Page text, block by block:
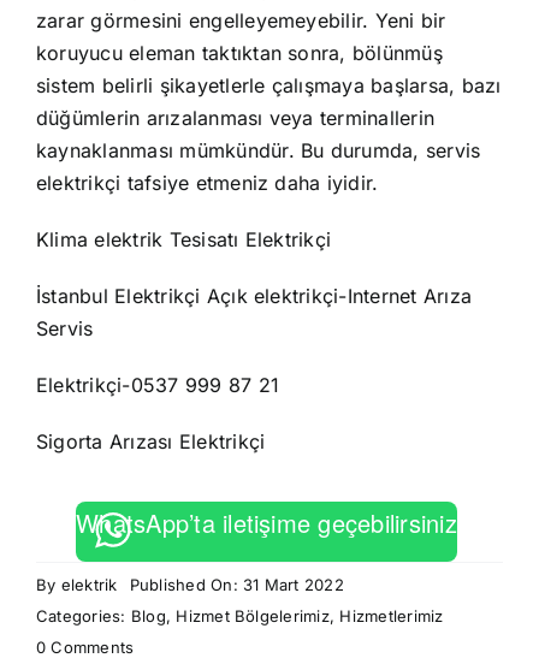
zarar görmesini engelleyemeyebilir. Yeni bir
koruyucu eleman taktıktan sonra, bölünmüş
sistem belirli şikayetlerle çalışmaya başlarsa, bazı
düğümlerin arızalanması veya terminallerin
kaynaklanması mümkündür. Bu durumda, servis
elektrikçi tafsiye etmeniz daha iyidir.
Klima elektrik Tesisatı Elektrikçi
İstanbul Elektrikçi Açık elektrikçi-Internet Arıza
Servis
Elektrikçi-0537 999 87 21
Sigorta Arızası Elektrikçi
WhatsApp’ta iletişime geçebilirsiniz
By elektrik
Published On: 31 Mart 2022
Categories: Blog, Hizmet Bölgelerimiz, Hizmetlerimiz
0 Commentson